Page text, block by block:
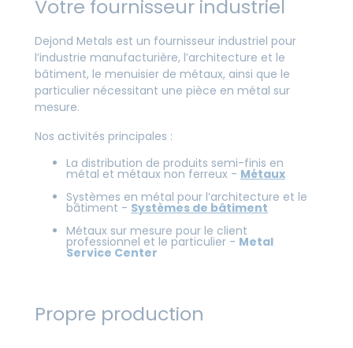
Votre fournisseur industriel
Dejond Metals est un fournisseur industriel pour
l’industrie manufacturière, l’architecture et le
bâtiment, le menuisier de métaux, ainsi que le
particulier nécessitant une pièce en métal sur
mesure.
Nos activités principales :
La distribution de produits semi-finis en
métal et métaux non ferreux - Métaux
Systèmes en métal pour l’architecture et le
bâtiment - Systèmes de bâtiment
Métaux sur mesure pour le client
professionnel et le particulier - Metal
Service Center
Propre production